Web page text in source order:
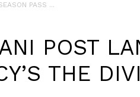
PASS ...
POST
THE